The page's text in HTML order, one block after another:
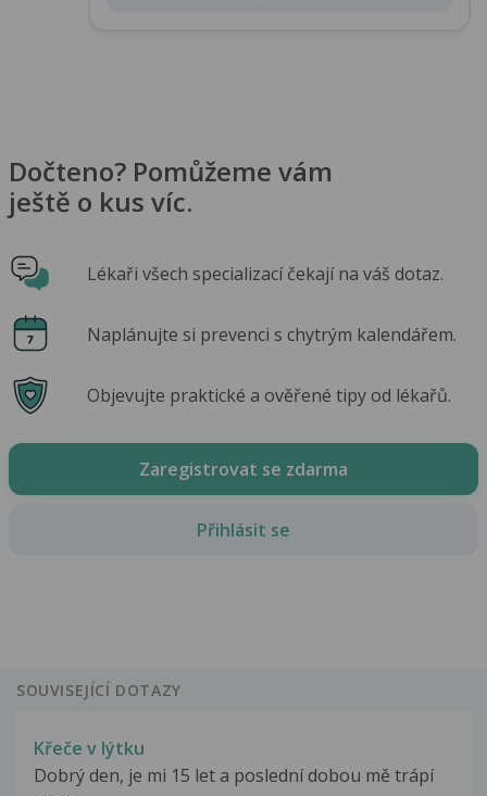
Dočteno? Pomůžeme vám
ještě o kus víc.
Lékaři všech specializací čekají na váš dotaz.
Naplánujte si prevenci s chytrým kalendářem.
Objevujte praktické a ověřené tipy od lékařů.
Zaregistrovat se zdarma
Přihlásit se
SOUVISEJÍCÍ DOTAZY
Křeče v lýtku
Dobrý den, je mi 15 let a poslední dobou mě trápí